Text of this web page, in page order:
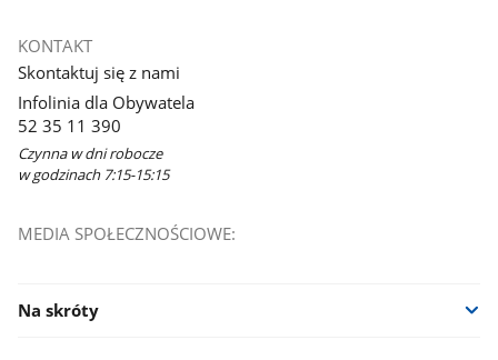
KONTAKT
Skontaktuj się z nami
Infolinia dla Obywatela
52 35 11 390
Czynna w dni robocze
w godzinach 7:15-15:15
MEDIA SPOŁECZNOŚCIOWE:
Na skróty